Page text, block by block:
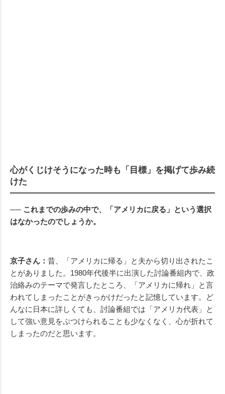
心がくじけそうになった時も「目標」を掲げて歩み続
けた
── これまでの歩みの中で、「アメリカに戻る」という選択
はなかったのでしょうか。
京子さん： 昔、「アメリカに帰る」と夫から切り出されたこ
とがありました。1980年代後半に出演した討論番組内で、政
治絡みのテーマで発言したところ、「アメリカに帰れ」と言
われてしまったことがきっかけだったと記憶しています。ど
んなに日本に詳しくても、討論番組では「アメリカ代表」と
して強い意見をぶつけられることも少なくなく、心が折れて
しまったのだと思います。